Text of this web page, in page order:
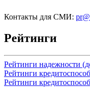
Контакты для СМИ:
Рейтинги
Рейтинги надежности
Рейтинги
Рейтинги